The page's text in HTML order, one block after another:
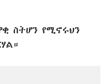
ስትሆን የሚኖሩህን